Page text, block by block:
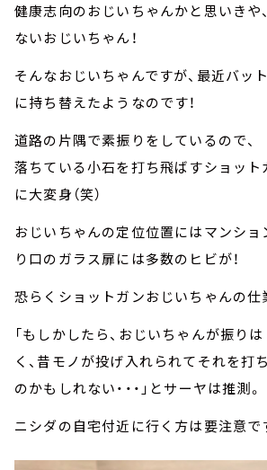
健康志向のおじいちゃんかと思いきや
ないおじいちゃん！
そんなおじいちゃんですが、最近バッ
に持ち替えたようなのです！
道路の片隅で素振りをしているので、
落ちている小石を打ち飛ばすショッ
に大変身（笑）
おじいちゃんの定位位置にはマンショ
り口のガラス扉には多数のヒビが！
恐らくショットガンおじいちゃんの仕
「もしかしたら、おじいちゃんが振り
く、昔モノが投げ入れられてそれを打
のかもしれない・・・」とサーヤは推測。
ニシダの自宅付近に行く方は要注意で